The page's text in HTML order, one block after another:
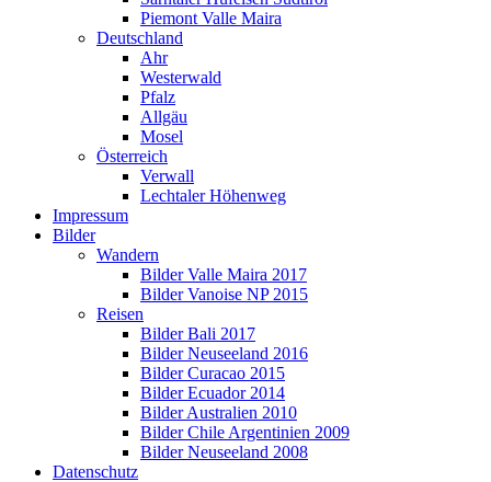
Piemont Valle Maira
Deutschland
Ahr
Westerwald
Pfalz
Allgäu
Mosel
Österreich
Verwall
Lechtaler Höhenweg
Impressum
Bilder
Wandern
Bilder Valle Maira 2017
Bilder Vanoise NP 2015
Reisen
Bilder Bali 2017
Bilder Neuseeland 2016
Bilder Curacao 2015
Bilder Ecuador 2014
Bilder Australien 2010
Bilder Chile Argentinien 2009
Bilder Neuseeland 2008
Datenschutz